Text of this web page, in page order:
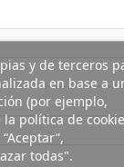
y de terceros
en base a
(por ejemplo,
política de
todas".